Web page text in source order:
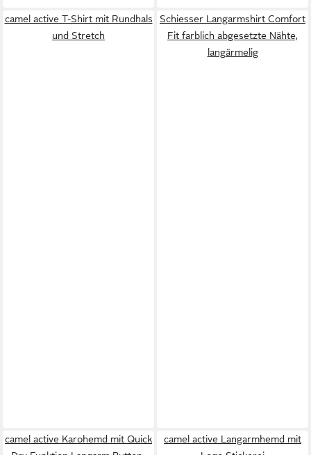
camel active T-Shirt mit Rundhals
und Stretch
Schiesser Langarmshirt Comfort
Fit farblich abgesetzte Nähte,
langärmelig
camel active Karohemd mit Quick
camel active Langarmhemd mit